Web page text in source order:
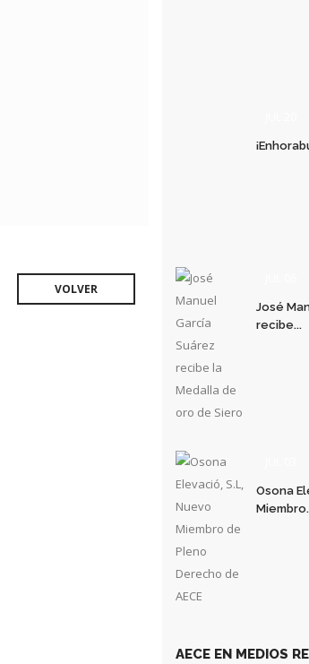
VOLVER
José
recibe...
Osona
AECE EN MEDIOS